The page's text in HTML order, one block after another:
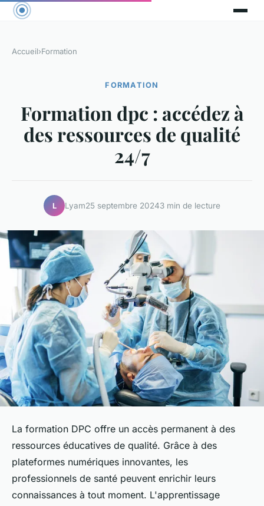
Accueil›Formation
FORMATION
Formation dpc : accédez à
des ressources de qualité
24/7
L Lyam25 septembre 20243 min de lecture
La formation DPC offre un accès permanent à des
ressources éducatives de qualité. Grâce à des
plateformes numériques innovantes, les
professionnels de santé peuvent enrichir leurs
connaissances à tout moment. L'apprentissage